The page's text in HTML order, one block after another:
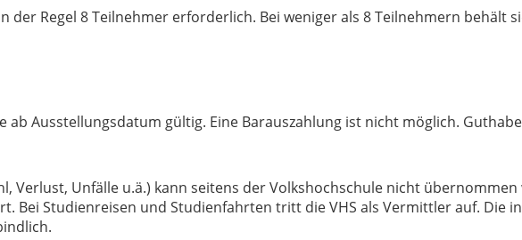
der Regel 8 Teilnehmer erforderlich. Bei weniger als 8 Teilnehmern behält
ab Ausstellungsdatum gültig. Eine Barauszahlung ist nicht möglich.
Verlust, Unfälle u.ä.) kann seitens der Volkshochschule nicht übernommen
Bei Studienreisen und Studienfahrten tritt die VHS als Vermittler auf. Die